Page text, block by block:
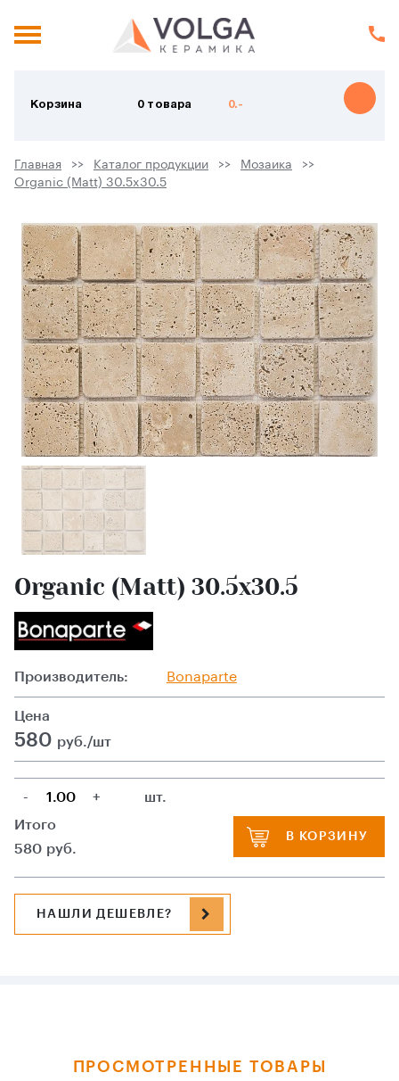
Корзина 0 товара 0.-
Главная Каталог продукции
Мозаика
Organic (Matt) 30.5x30.5
Organic (Matt) 30.5x30.5
Производитель: Bonaparte
Цена
580 руб./шт
- +
шт.
Итого
580 руб.
В КОРЗИНУ
НАШЛИ ДЕШЕВЛЕ?
ПРОСМОТРЕННЫЕ ТОВАРЫ